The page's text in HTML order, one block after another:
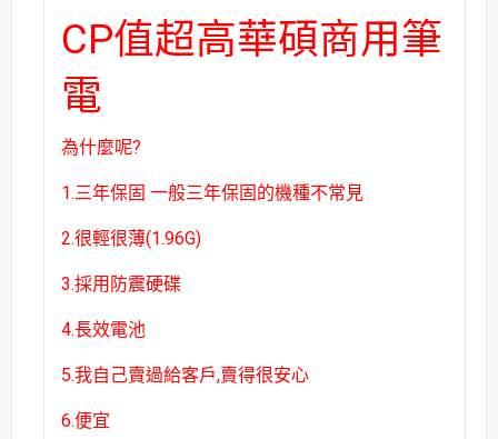
CP值超高華碩商用筆
電
為什麼呢?
1.三年保固 一般三年保固的機種不常見
2.很輕很薄(1.96G)
3.採用防震硬碟
4.長效電池
5.我自己賣過給客戶,賣得很安心
6.便宜